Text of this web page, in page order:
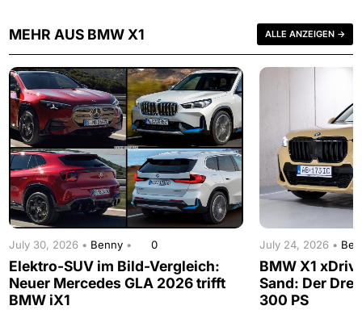
MEHR AUS BMW X1 ALLE ANZEIGEN →
July 30, 2026 • Benny • 0
Elektro-SUV im Bild-Vergleich:
Neuer Mercedes GLA 2026 trifft
BMW iX1
July 24, 2026 •
BMW X1
Sand: Der
300 PS